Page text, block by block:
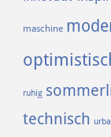
maschine
ruhig
technisch